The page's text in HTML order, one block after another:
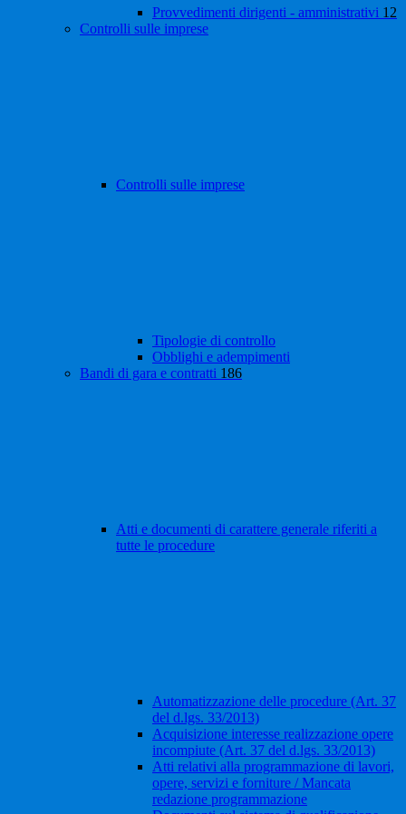
Provvedimenti dirigenti - amministrativi 12
Controlli sulle imprese
Controlli sulle imprese
Tipologie di controllo
Obblighi e adempimenti
Bandi di gara e contratti 186
Atti e documenti di carattere generale riferiti a
tutte le procedure
Automatizzazione delle procedure (Art. 37
del d.lgs. 33/2013)
Acquisizione interesse realizzazione opere
incompiute (Art. 37 del d.lgs. 33/2013)
Atti relativi alla programmazione di lavori,
opere, servizi e forniture / Mancata
redazione programmazione